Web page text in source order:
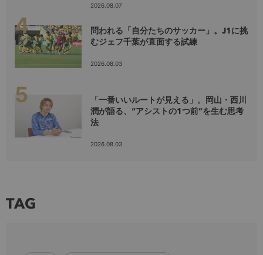
2026.08.07
問われる「自分たちのサッカー」。J1に挑
むジェフ千葉が直面する試練
2026.08.03
「一番いいルートが見える」。岡山・西川
潤が語る、“アシストの1つ前”を生む思考
法
2026.08.03
TAG